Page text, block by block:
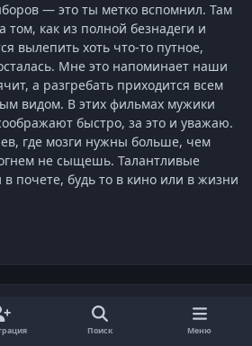
— это ты метко вспомнил. Там
том, как из полной безнадеги и
вылепить хоть что-то путное,
Мне это напоминает наши
а разгребать приходится всем
видом. В этих фильмах мужики
быстро, за это и уважаю.
где мозги нужны больше, чем
не сыщешь. Талантливые
почете, будь то в кино или в жизни
к обсуждению
и зарегистрироваться позже.
Поиск Меню